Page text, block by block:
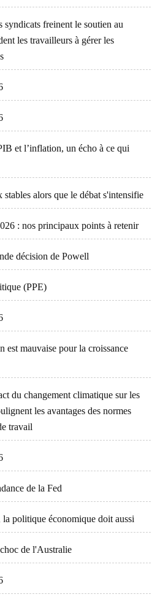
syndicats freinent le soutien au
les travailleurs à gérer les
et l’inflation, un écho à ce qui
stables alors que le débat s'intensifie
: nos principaux points à retenir
décision de Powell
(PPE)
est mauvaise pour la croissance
du changement climatique sur les
les avantages des normes
travail
de la Fed
politique économique doit aussi
de l'Australie